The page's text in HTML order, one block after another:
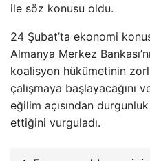
ile söz konusu oldu.
24 Şubat’ta ekonomi
Almanya Merkez
koalisyon hükümetinin
çalışmaya başlayacağını
eğilim açısından
ettiğini vurguladı.